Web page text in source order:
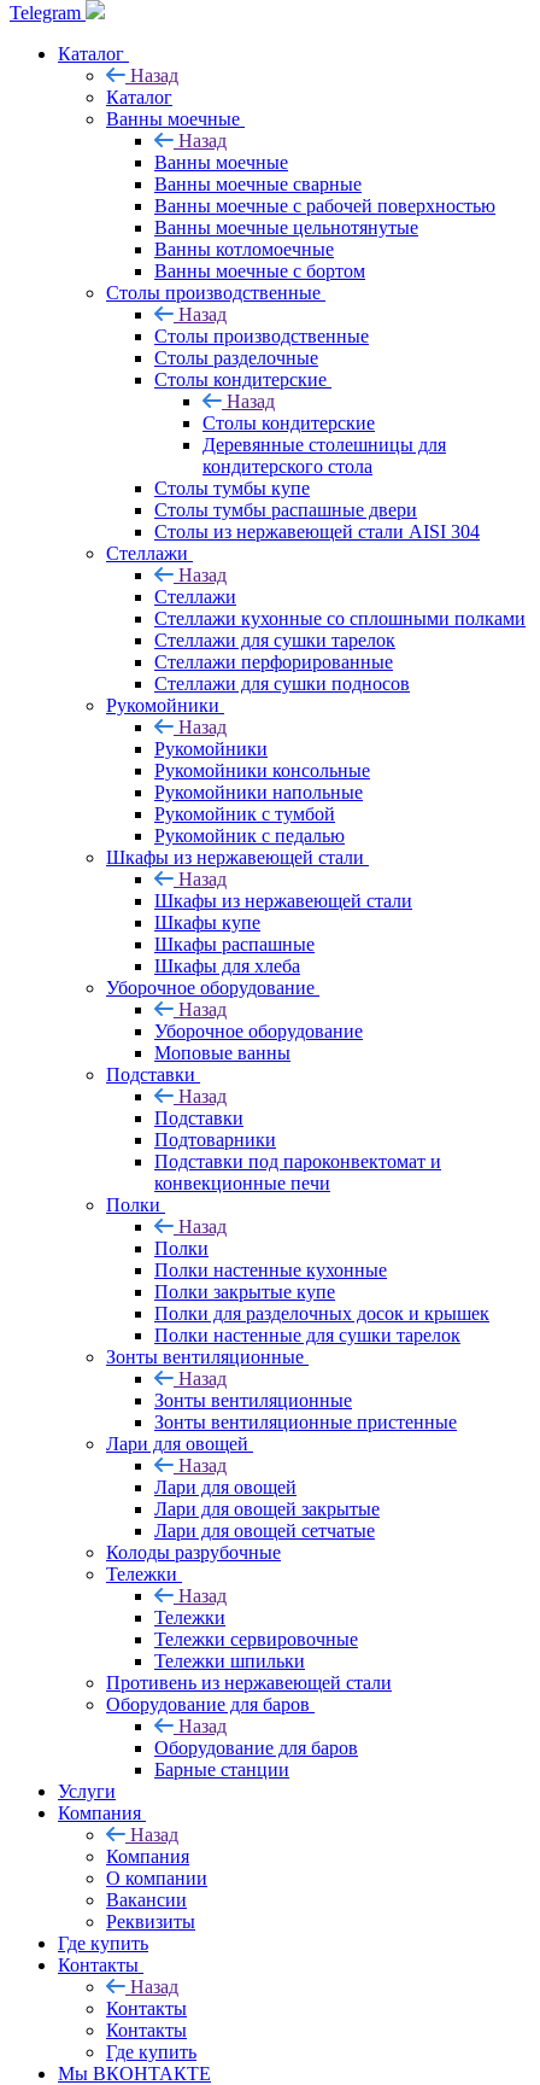
Telegram
Каталог
Назад
Каталог
Ванны моечные
Назад
Ванны моечные
Ванны моечные сварные
Ванны моечные с рабочей поверхностью
Ванны моечные цельнотянутые
Ванны котломоечные
Ванны моечные с бортом
Столы производственные
Назад
Столы производственные
Столы разделочные
Столы кондитерские
Назад
Столы кондитерские
Деревянные столешницы для
кондитерского стола
Столы тумбы купе
Столы тумбы распашные двери
Столы из нержавеющей стали AISI 304
Стеллажи
Назад
Стеллажи
Стеллажи кухонные со сплошными полками
Стеллажи для сушки тарелок
Стеллажи перфорированные
Стеллажи для сушки подносов
Рукомойники
Назад
Рукомойники
Рукомойники консольные
Рукомойники напольные
Рукомойник с тумбой
Рукомойник с педалью
Шкафы из нержавеющей стали
Назад
Шкафы из нержавеющей стали
Шкафы купе
Шкафы распашные
Шкафы для хлеба
Уборочное оборудование
Назад
Уборочное оборудование
Моповые ванны
Подставки
Назад
Подставки
Подтоварники
Подставки под пароконвектомат и
конвекционные печи
Полки
Назад
Полки
Полки настенные кухонные
Полки закрытые купе
Полки для разделочных досок и крышек
Полки настенные для сушки тарелок
Зонты вентиляционные
Назад
Зонты вентиляционные
Зонты вентиляционные пристенные
Лари для овощей
Назад
Лари для овощей
Лари для овощей закрытые
Лари для овощей сетчатые
Колоды разрубочные
Тележки
Назад
Тележки
Тележки сервировочные
Тележки шпильки
Противень из нержавеющей стали
Оборудование для баров
Назад
Оборудование для баров
Барные станции
Услуги
Компания
Назад
Компания
О компании
Вакансии
Реквизиты
Где купить
Контакты
Назад
Контакты
Контакты
Где купить
Мы ВКОНТАКТЕ